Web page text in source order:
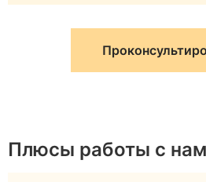
Плюсы работы с